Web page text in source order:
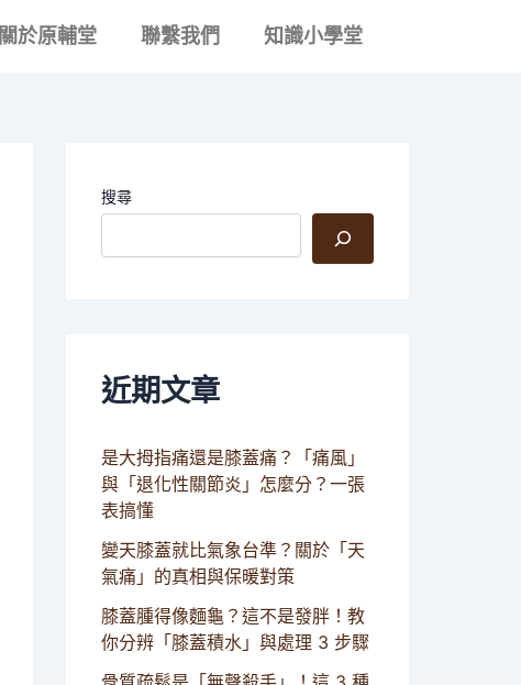
關於原輔堂 聯繫我們 知識小學堂
搜尋
近期文章
是大拇指痛還是膝蓋痛？「痛風」
與「退化性關節炎」怎麼分？一張
表搞懂
變天膝蓋就比氣象台準？關於「天
氣痛」的真相與保暖對策
膝蓋腫得像麵龜？這不是發胖！教
你分辨「膝蓋積水」與處理 3 步驟